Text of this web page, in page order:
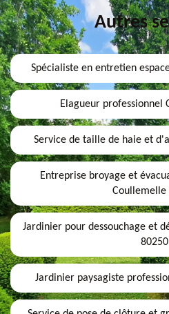
Autres
Spécialiste en entretien
Elagueur professionnel
Service de taille de haie et
Entreprise broyage et
Coullemelle
Jardinier pour dessouchage et
80250
Jardinier paysagiste